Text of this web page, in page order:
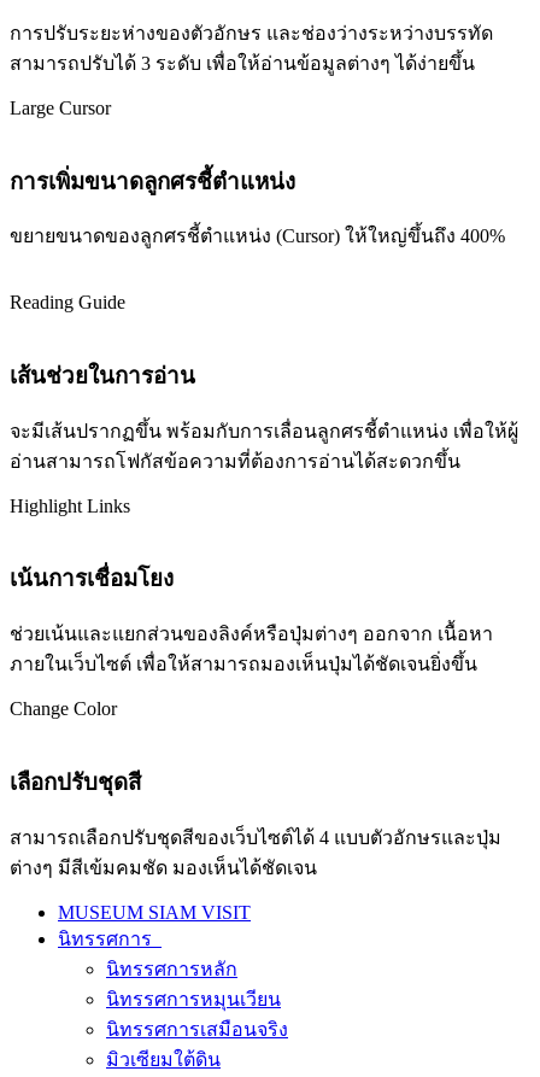
การปรับระยะห่างของตัวอักษร และช่องว่างระหว่างบรรทัด
สามารถปรับได้ 3 ระดับ เพื่อให้อ่านข้อมูลต่างๆ ได้ง่ายขึ้น
Large Cursor
การเพิ่มขนาดลูกศรชี้ตำแหน่ง
ขยายขนาดของลูกศรชี้ตำแหน่ง (Cursor) ให้ใหญ่ขึ้นถึง 400%
Reading Guide
เส้นช่วยในการอ่าน
จะมีเส้นปรากฏขึ้น พร้อมกับการเลื่อนลูกศรชี้ตำแหน่ง เพื่อให้ผู้
อ่านสามารถโฟกัสข้อความที่ต้องการอ่านได้สะดวกขึ้น
Highlight Links
เน้นการเชื่อมโยง
ช่วยเน้นและแยกส่วนของลิงค์หรือปุ่มต่างๆ ออกจาก เนื้อหา
ภายในเว็บไซต์ เพื่อให้สามารถมองเห็นปุ่มได้ชัดเจนยิ่งขึ้น
Change Color
เลือกปรับชุดสี
สามารถเลือกปรับชุดสีของเว็บไซต์ได้ 4 แบบตัวอักษรและปุ่ม
ต่างๆ มีสีเข้มคมชัด มองเห็นได้ชัดเจน
MUSEUM SIAM VISIT
นิทรรศการ
นิทรรศการหลัก
นิทรรศการหมุนเวียน
นิทรรศการเสมือนจริง
มิวเซียมใต้ดิน